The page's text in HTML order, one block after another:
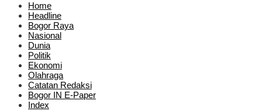
Home
Headline
Bogor Raya
Nasional
Dunia
Politik
Ekonomi
Olahraga
Catatan Redaksi
Bogor IN E-Paper
Index